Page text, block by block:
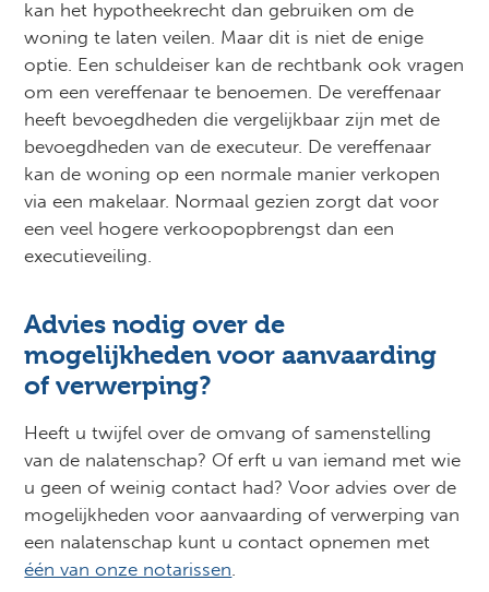
kan het hypotheekrecht dan gebruiken om de
woning te laten veilen. Maar dit is niet de enige
optie. Een schuldeiser kan de rechtbank ook vragen
om een vereffenaar te benoemen. De vereffenaar
heeft bevoegdheden die vergelijkbaar zijn met de
bevoegdheden van de executeur. De vereffenaar
kan de woning op een normale manier verkopen
via een makelaar. Normaal gezien zorgt dat voor
een veel hogere verkoopopbrengst dan een
executieveiling.
Advies nodig over de
mogelijkheden voor aanvaarding
of verwerping?
Heeft u twijfel over de omvang of samenstelling
van de nalatenschap? Of erft u van iemand met wie
u geen of weinig contact had? Voor advies over de
mogelijkheden voor aanvaarding of verwerping van
een nalatenschap kunt u contact opnemen met
één van onze notarissen.